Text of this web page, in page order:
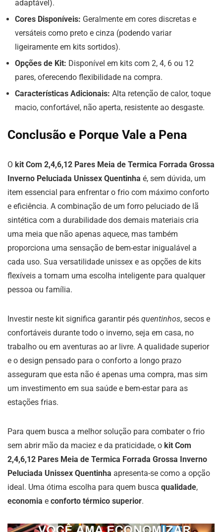
adaptável).
Cores Disponíveis: Geralmente em cores discretas e
versáteis como preto e cinza (podendo variar
ligeiramente em kits sortidos).
Opções de Kit: Disponível em kits com 2, 4, 6 ou 12
pares, oferecendo flexibilidade na compra.
Características Adicionais: Alta retenção de calor, toque
macio, confortável, não aperta, resistente ao desgaste.
Conclusão e Porque Vale a Pena
O kit Com 2,4,6,12 Pares Meia de Termica Forrada Grossa
Inverno Peluciada Unissex Quentinha é, sem dúvida, um
item essencial para enfrentar o frio com máximo conforto
e eficiência. A combinação de um forro peluciado de lã
sintética com a durabilidade dos demais materiais cria
uma meia que não apenas aquece, mas também
proporciona uma sensação de bem-estar inigualável a
cada uso. Sua versatilidade unissex e as opções de kits
flexíveis a tornam uma escolha inteligente para qualquer
pessoa ou família.
Investir neste kit significa garantir pés quentinhos, secos e
confortáveis durante todo o inverno, seja em casa, no
trabalho ou em aventuras ao ar livre. A qualidade superior
e o design pensado para o conforto a longo prazo
asseguram que esta não é apenas uma compra, mas sim
um investimento em sua saúde e bem-estar para as
estações frias.
Para quem busca a melhor solução para combater o frio
sem abrir mão da maciez e da praticidade, o kit Com
2,4,6,12 Pares Meia de Termica Forrada Grossa Inverno
Peluciada Unissex Quentinha apresenta-se como a opção
ideal. Uma ótima escolha para quem busca qualidade,
economia e conforto térmico superior.